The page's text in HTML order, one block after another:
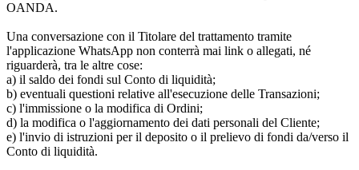
OANDA.
Una conversazione con il Titolare del trattamento tramite
l'applicazione WhatsApp non conterrà mai link o allegati, né
riguarderà, tra le altre cose:
a) il saldo dei fondi sul Conto di liquidità;
b) eventuali questioni relative all'esecuzione delle Transazioni;
c) l'immissione o la modifica di Ordini;
d) la modifica o l'aggiornamento dei dati personali del Cliente;
e) l'invio di istruzioni per il deposito o il prelievo di fondi da/verso il
Conto di liquidità.